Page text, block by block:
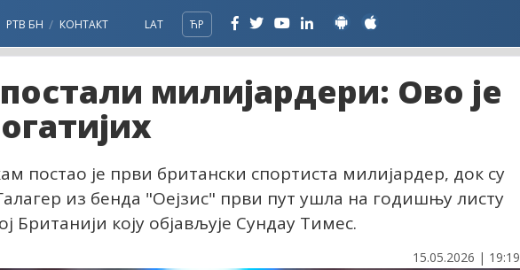
РТВ БН КОНТАКТ LAT ЋР
милијардери: Ово је
постао је први британски спортиста милијардер, док су
из бенда "Оејзис" први пут ушла на годишњу листу
Британији коју објављује Сундаy Тимес.
15.05.2026 | 19:19